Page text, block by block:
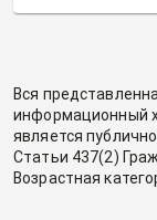
Вся
информационный
является
Статьи 437(2)
Возрастная